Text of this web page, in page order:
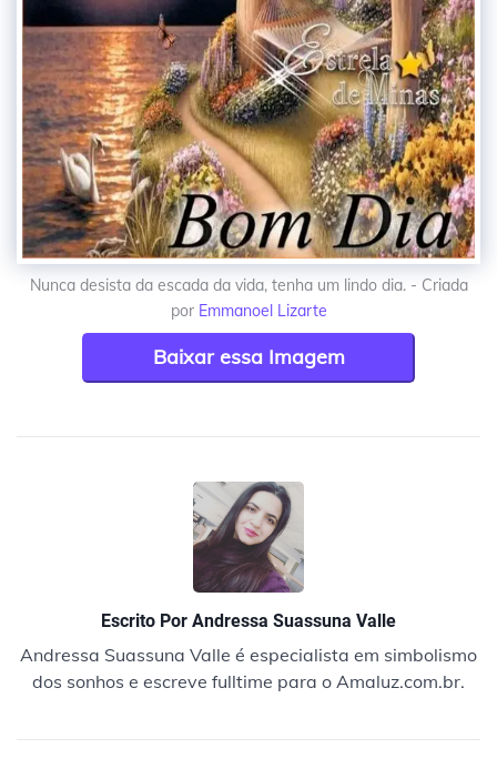
Nunca desista da escada da vida, tenha um lindo dia. - Criada
por Emmanoel Lizarte
Baixar essa Imagem
Escrito Por Andressa Suassuna Valle
Andressa Suassuna Valle é especialista em simbolismo
dos sonhos e escreve fulltime para o Amaluz.com.br.